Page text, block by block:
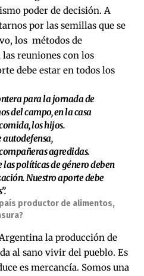
poder de decisión. A
por las semillas que se
los métodos de
reuniones con los
debe estar en todos los
para la jornada de
del campo, en la casa
los hijos.
autodefensa,
agredidas.
las políticas de género deben
Nuestro aporte debe
productor de alimentos,
la producción de
al sano vivir del pueblo. Es
es mercancía. Somos una